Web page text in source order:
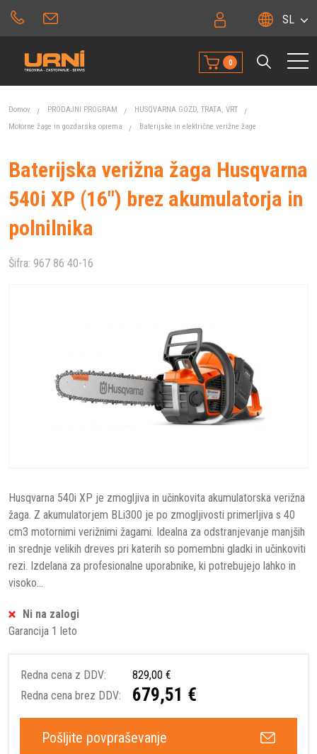
SL
0
Domov PRODAJNI PROGRAM
HUSQVARNA GOZD, TRATA, VRT
Motorne žage in gozdarska oprema
Baterijske in električne verižne žage
Baterijska verižna žaga Husqvarna
540i XP (16") brez akumulatorja in
polnilnika
Šifra: 967 86 40-16
Husqvarna 540i XP je zmogljiva in učinkovita akumulatorska verižna
žaga. Z akumulatorjem BLi300 je po zmogljivosti primerljiva s 40
cm3 motornimi verižnimi žagami. Idealna za odstranjevanje manjših
in srednje velikih dreves pri katerih so pomembni gladki in učinkoviti
rezi. Izdelana za profesionalne uporabnike, ki potrebujejo lahko in
visoko...
Ni na zalogi
Garancija 1 leto
Redna cena z DDV:
829,00 €
Redna cena brez DDV:
679,51 €
Pošljite povpraševanje